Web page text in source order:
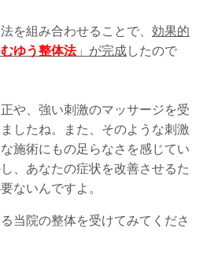
を組み合わせることで、 効果的
ゆう整体法」が完成したので
や、強い刺激のマッサージを受
したね。また、そのような刺激
施術にもの足らなさを感じてい
、あなたの症状を改善させるた
ないんですよ。
当院の整体を受けてみてくださ